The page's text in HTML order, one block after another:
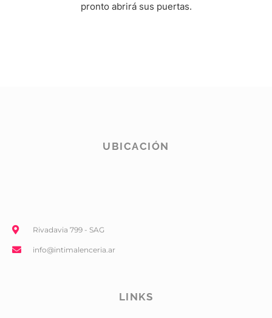
pronto abrirá sus puertas.
UBICACIÓN
Rivadavia 799 - SAG
info@intimalenceria.ar
LINKS